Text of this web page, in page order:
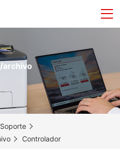
archivo
Controlador